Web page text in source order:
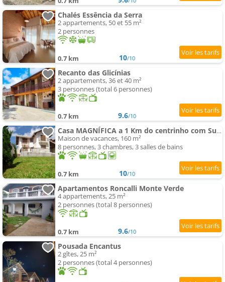
Chalés Essência da Serra
2 appartements, 50 et 55 m²
2 personnes
0.7 km 10/10
Recanto das Glicínias
2 appartements, 36 et 40 m²
3 personnes (total 6 personnes)
0.7 km 9.6/10
Casa MAGNÍFICA a 1 Km do centrinho com Suíte e Hidro
Maison de vacances, 160 m²
8 personnes, 3 chambres, 3 salles de bains
0.7 km 10/10
Apartamentos Roncalli Monte Verde
4 appartements, 25 m²
2 personnes (total 8 personnes)
0.7 km 9.6/10
Pousada Encantus
2 gîtes, 25 m²
2 personnes (total 4 personnes)